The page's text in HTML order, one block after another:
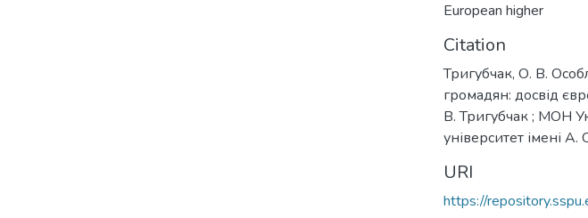
European higher
Citation
Тригубчак, О. В.
громадян: досвід
В. Тригубчак ; МОН
університет імені
URI
https://